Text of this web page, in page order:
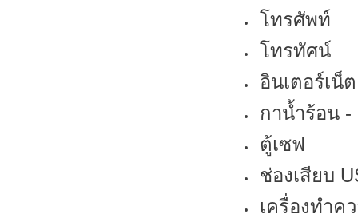
โทรศัพท์
โทรทัศน์
อินเตอร์เน็ต
กาน้ำร้อน
ตู้เซฟ
ช่องเสียบ
เครื่องทำค